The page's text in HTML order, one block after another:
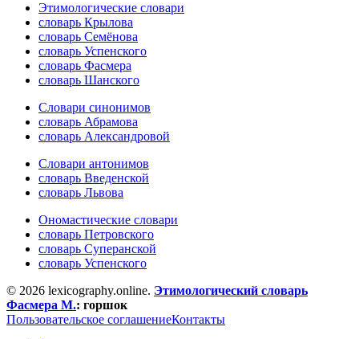
Этимологические словари
словарь Крылова
словарь Семёнова
словарь Успенского
словарь Фасмера
словарь Шанского
Словари синонимов
словарь Абрамова
словарь Александровой
Словари антонимов
словарь Введенской
словарь Львова
Ономастические словари
словарь Петровского
словарь Суперанской
словарь Успенского
© 2026 lexicography.online. Этимологический словарь
Фасмера М.: горшок
Пользовательское соглашениеКонтакты